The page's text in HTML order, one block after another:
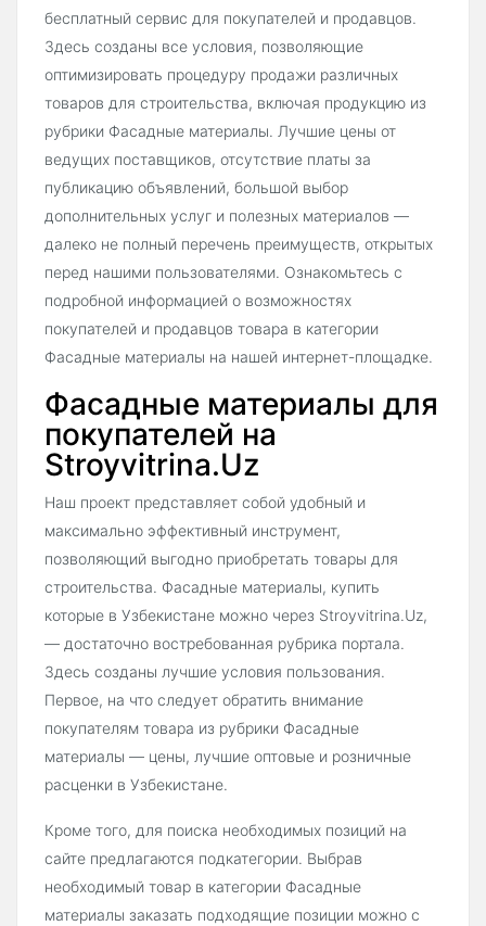
бесплатный сервис для покупателей и продавцов.
Здесь созданы все условия, позволяющие
оптимизировать процедуру продажи различных
товаров для строительства, включая продукцию из
рубрики Фасадные материалы. Лучшие цены от
ведущих поставщиков, отсутствие платы за
публикацию объявлений, большой выбор
дополнительных услуг и полезных материалов —
далеко не полный перечень преимуществ, открытых
перед нашими пользователями. Ознакомьтесь с
подробной информацией о возможностях
покупателей и продавцов товара в категории
Фасадные материалы на нашей интернет-площадке.
Фасадные материалы для
покупателей на
Stroyvitrina.Uz
Наш проект представляет собой удобный и
максимально эффективный инструмент,
позволяющий выгодно приобретать товары для
строительства. Фасадные материалы, купить
которые в Узбекистане можно через Stroyvitrina.Uz,
— достаточно востребованная рубрика портала.
Здесь созданы лучшие условия пользования.
Первое, на что следует обратить внимание
покупателям товара из рубрики Фасадные
материалы — цены, лучшие оптовые и розничные
расценки в Узбекистане.
Кроме того, для поиска необходимых позиций на
сайте предлагаются подкатегории. Выбрав
необходимый товар в категории Фасадные
материалы заказать подходящие позиции можно с